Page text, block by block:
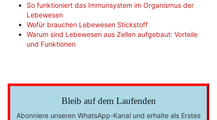
So funktioniert das Immunsystem im Organismus der
Lebewesen
Wofür brauchen Lebewesen Stickstoff
Warum sind Lebewesen aus Zellen aufgebaut: Vorteile
und Funktionen
Bleib auf dem Laufenden
Abonniere unseren WhatsApp-Kanal und erhalte als Erstes